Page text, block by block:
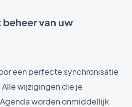
van uw
een perfecte synchronisatie
wijzigingen die je
worden onmiddellijk